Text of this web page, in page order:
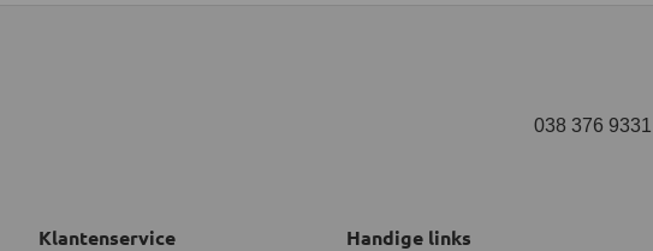
038 376 9331
Klantenservice Handige links